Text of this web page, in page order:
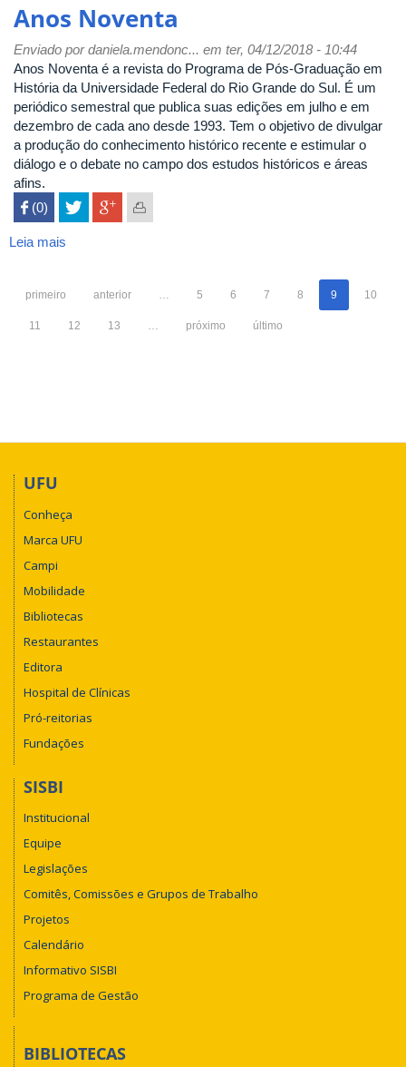
Estudos
Africanos
Anos Noventa
Enviado pordaniela.mendonc... em ter, 04/12/2018 - 10:44
Anos Noventa é a revista do Programa de Pós-Graduação em
História da Universidade Federal do Rio Grande do Sul. É um
periódico semestral que publica suas edições em julho e em
dezembro de cada ano desde 1993. Tem o objetivo de divulgar
a produção do conhecimento histórico recente e estimular o
diálogo e o debate no campo dos estudos históricos e áreas
afins.
 (0)
Leia mais
primeiro anterior … 5 6 7 8 9 10
11 12 13 … próximo último
UFU
Conheça
Marca UFU
Campi
Mobilidade
Bibliotecas
Restaurantes
Editora
Hospital de Clínicas
Pró-reitorias
Fundações
SISBI
Institucional
Equipe
Legislações
Comitês, Comissões e Grupos de Trabalho
Projetos
Calendário
Informativo SISBI
Programa de Gestão
BIBLIOTECAS